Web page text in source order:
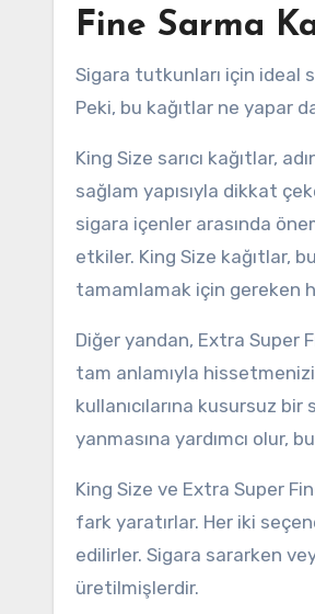
Fine Sarma
Sigara tutkunları için ideal
Peki, bu kağıtlar ne yapar
King Size sarıcı kağıtlar,
sağlam yapısıyla dikkat
sigara içenler arasında
etkiler. King Size kağıtlar,
tamamlamak için gereken
Diğer yandan, Extra Super
tam anlamıyla
kullanıcılarına kusursuz
yanmasına yardımcı olur,
King Size ve Extra Super
fark yaratırlar. Her iki
edilirler. Sigara sararken
üretilmişlerdir.